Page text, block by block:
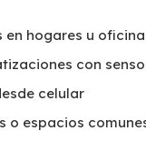
en hogares u
con
celular
o espacios